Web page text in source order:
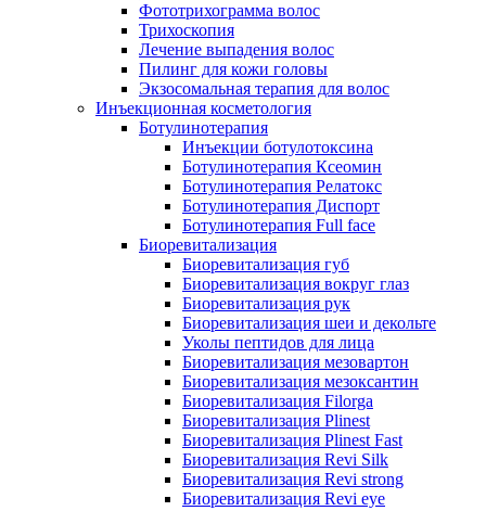
Фототрихограмма волос
Трихоскопия
Лечение выпадения волос
Пилинг для кожи головы
Экзосомальная терапия для волос
Инъекционная косметология
Ботулинотерапия
Инъекции ботулотоксина
Ботулинотерапия Ксеомин
Ботулинотерапия Релатокс
Ботулинотерапия Диспорт
Ботулинотерапия Full face
Биоревитализация
Биоревитализация губ
Биоревитализация вокруг глаз
Биоревитализация рук
Биоревитализация шеи и декольте
Уколы пептидов для лица
Биоревитализация мезовартон
Биоревитализация мезоксантин
Биоревитализация Filorga
Биоревитализация Plinest
Биоревитализация Plinest Fast
Биоревитализация Revi Silk
Биоревитализация Revi strong
Биоревитализация Revi eye